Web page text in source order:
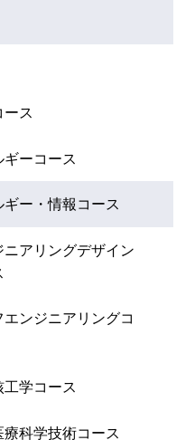
ース
情報卓越コース
ース
ギーコース
ギー・情報コース
星科学コース
ース
ギーコース
ギー・情報コース
ニアリングデザイン
エンジニアリングコ
工学コース
療科学技術コース